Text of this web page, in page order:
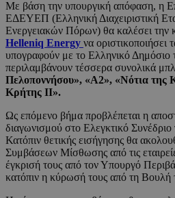
Με βάση την υπουργική απόφαση, η
ΕΔΕΥΕΠ (Ελληνική Διαχειριστική
Ενεργειακών Πόρων) θα καλέσει την
Helleniq Energy να
υπογραφούν με το Ελληνικό Δημόσιο
περιλαμβάνουν τέσσερα συνολικά
Πελοποννήσου», «Α2», «Νότια της
Κρήτης II».
Ως επόμενο βήμα προβλέπεται η
διαγωνισμού στο Ελεγκτικό
Κατόπιν θετικής εισήγησης θα
Συμβάσεων Μίσθωσης από τις
έγκρισή τους από τον Υπουργό
κατόπιν η κύρωσή τους από τη